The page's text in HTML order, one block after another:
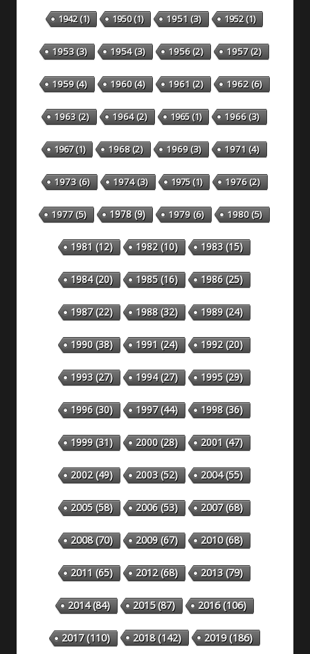
1942(1) 1950(1) 1951 (3) 1952(1)
1953(3) 1954(3) 1956(2) 1957(2)
1959(4) 1960(4) 1961 (2) 1962(6)
1963(2) 1964(2) 1965(1) 1966(3)
1967(1) 1968(2) 1969(3) 1971 (4)
1973(6) 1974(3) 1975(1) 1976(2)
1977(5) 1978(9) 1979(6) 1980(5)
1981 (12) 1982(10) 1983(15)
1984(20) 1985(16) 1986(25)
1987(22) 1988(32) 1989(24)
1990(38) 1991 (24) 1992(20)
1993(27) 1994(27) 1995(29)
1996(30) 1997(44) 1998(36)
1999(31) 2000(28) 2001 (47)
2002(49) 2003(52) 2004(55)
2005(58) 2006(53) 2007(68)
2008(70) 2009(67) 2010(68)
2011 (65) 2012(68) 2013(79)
2014(84) 2015(87) 2016(106)
2017(110) 2018(142) 2019(186)